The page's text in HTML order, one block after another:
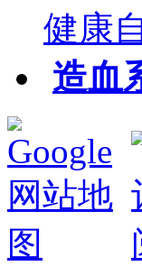
健康
造血